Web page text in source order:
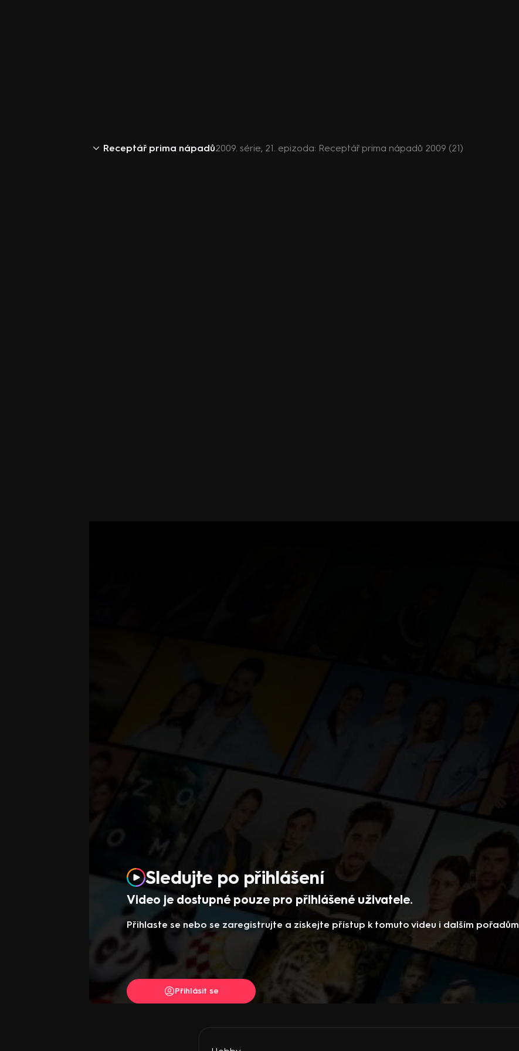
Receptář prima nápadů2009. série, 21. epizoda: Receptář prima nápadů 2009 (21)
Video je dostupné pouze pro přihlášené uživatele.
Sledujte po přihlášení
Přihlaste se nebo se zaregistrujte a získejte přístup k tomuto videu i dalším pořadům
Přihlásit se